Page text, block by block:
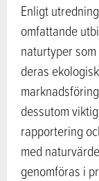
Enligt
omfattande
naturtyper
deras
dessutom
rapportering
med
genomföras i